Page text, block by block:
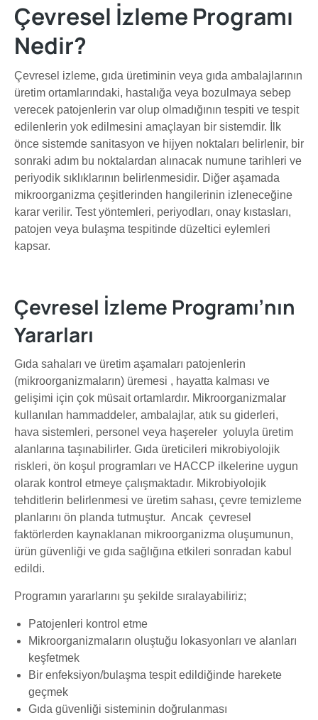
Çevresel İzleme Programı
Nedir?
Çevresel izleme, gıda üretiminin veya gıda ambalajlarının
üretim ortamlarındaki, hastalığa veya bozulmaya sebep
verecek patojenlerin var olup olmadığının tespiti ve tespit
edilenlerin yok edilmesini amaçlayan bir sistemdir. İlk
önce sistemde sanitasyon ve hijyen noktaları belirlenir, bir
sonraki adım bu noktalardan alınacak numune tarihleri ve
periyodik sıklıklarının belirlenmesidir. Diğer aşamada
mikroorganizma çeşitlerinden hangilerinin izleneceğine
karar verilir. Test yöntemleri, periyodları, onay kıstasları,
patojen veya bulaşma tespitinde düzeltici eylemleri
kapsar.
Çevresel İzleme Programı’nın
Yararları
Gıda sahaları ve üretim aşamaları patojenlerin
(mikroorganizmaların) üremesi , hayatta kalması ve
gelişimi için çok müsait ortamlardır. Mikroorganizmalar
kullanılan hammaddeler, ambalajlar, atık su giderleri,
hava sistemleri, personel veya haşereler yoluyla üretim
alanlarına taşınabilirler. Gıda üreticileri mikrobiyolojik
riskleri, ön koşul programları ve HACCP ilkelerine uygun
olarak kontrol etmeye çalışmaktadır. Mikrobiyolojik
tehditlerin belirlenmesi ve üretim sahası, çevre temizleme
planlarını ön planda tutmuştur. Ancak çevresel
faktörlerden kaynaklanan mikroorganizma oluşumunun,
ürün güvenliği ve gıda sağlığına etkileri sonradan kabul
edildi.
Programın yararlarını şu şekilde sıralayabiliriz;
Patojenleri kontrol etme
Mikroorganizmaların oluştuğu lokasyonları ve alanları
keşfetmek
Bir enfeksiyon/bulaşma tespit edildiğinde harekete
geçmek
Gıda güvenliği sisteminin doğrulanması